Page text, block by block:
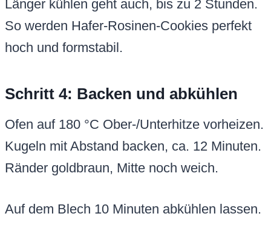
Länger kühlen geht auch, bis zu 2 Stunden.
So werden Hafer-Rosinen-Cookies perfekt
hoch und formstabil.
Schritt 4: Backen und abkühlen
Ofen auf 180 °C Ober-/Unterhitze vorheizen.
Kugeln mit Abstand backen, ca. 12 Minuten.
Ränder goldbraun, Mitte noch weich.
Auf dem Blech 10 Minuten abkühlen lassen.